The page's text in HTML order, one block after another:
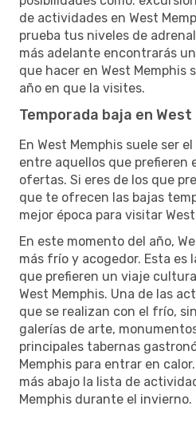
de actividades en West
prueba tus niveles de
más adelante encontrarás
que hacer en West Memphis
año en que la visites.
Temporada baja en West
En West Memphis suele ser
entre aquellos que prefieren
ofertas. Si eres de los que
que te ofrecen las bajas
mejor época para visitar
En este momento del año,
más frío y acogedor. Esta es
que prefieren un viaje
West Memphis. Una de las
que se realizan con el frío,
galerías de arte,
principales tabernas
Memphis para entrar en
más abajo la lista de
Memphis durante el invierno.